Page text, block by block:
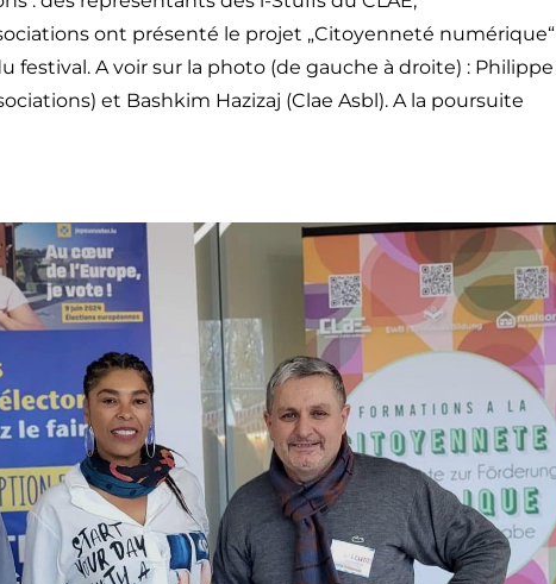
ont présenté le projet „Citoyenneté numérique“
festival. A voir sur la photo (de gauche à droite) : Philippe
et Bashkim Hazizaj (Clae Asbl). A la poursuite